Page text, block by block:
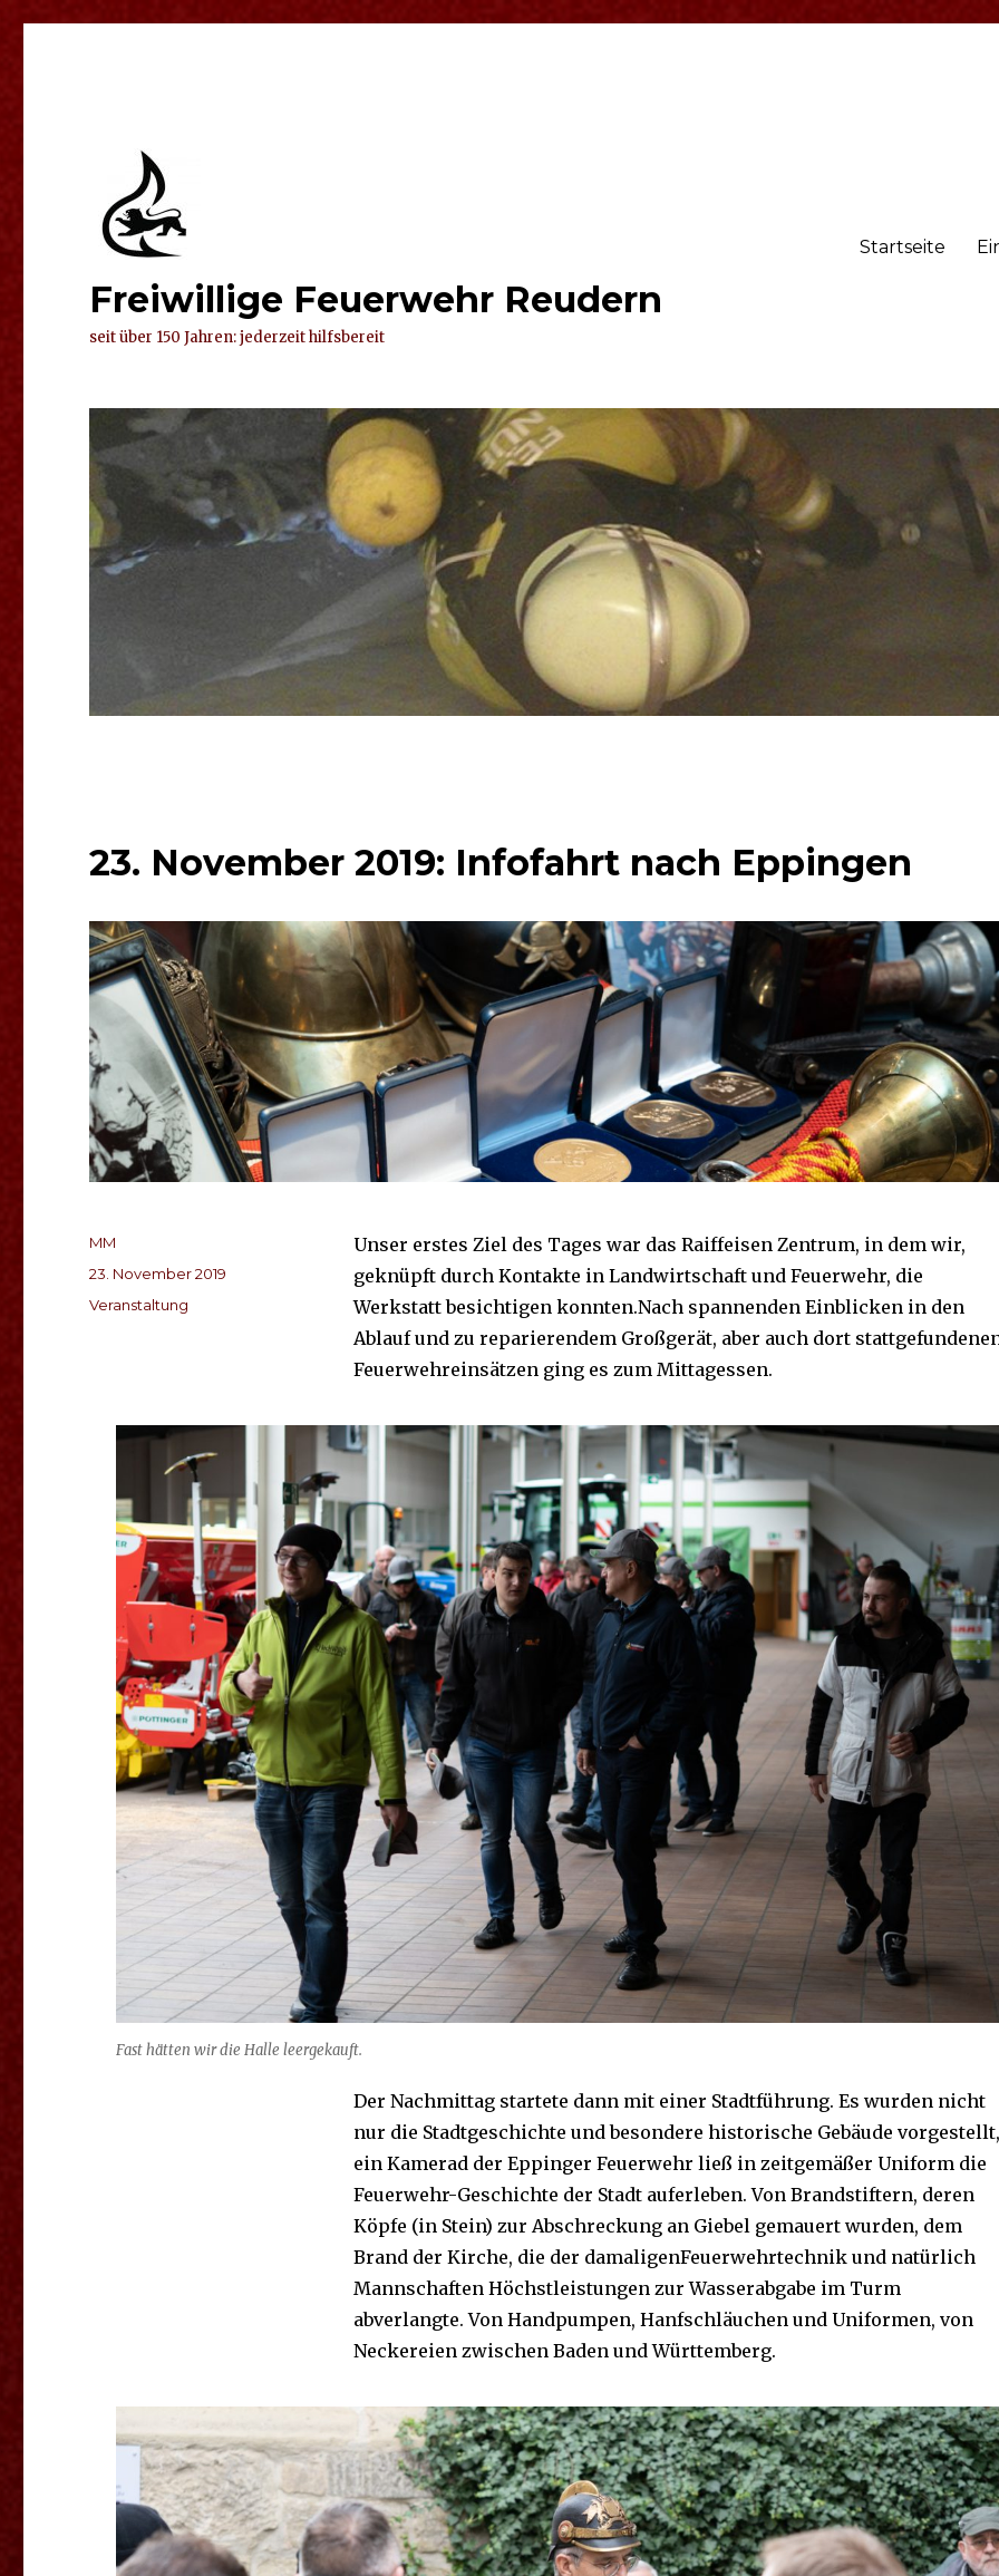
Freiwillige Feuerwehr Reudern
seit über 150 Jahren: jederzeit hilfsbereit
Startseite
23. November 2019: Infofahrt nach Eppingen
Unser erstes Ziel des Tages war das Raiffeisen Zentrum, in dem wir,
geknüpft durch Kontakte in Landwirtschaft und Feuerwehr, die
Werkstatt besichtigen konnten.Nach spannenden Einblicken in den
Ablauf und zu reparierendem Großgerät, aber auch dort
Feuerwehreinsätzen ging es zum Mittagessen.
Fast hätten wir die Halle leergekauft.
Der Nachmittag startete dann mit einer Stadtführung. Es wurden nicht
nur die Stadtgeschichte und besondere historische Gebäude vorgestellt,
ein Kamerad der Eppinger Feuerwehr ließ in zeitgemäßer Uniform die
Feuerwehr-Geschichte der Stadt auferleben. Von Brandstiftern, deren
Köpfe (in Stein) zur Abschreckung an Giebel gemauert wurden, dem
Brand der Kirche, die der damaligenFeuerwehrtechnik und natürlich
Mannschaften Höchstleistungen zur Wasserabgabe im Turm
abverlangte. Von Handpumpen, Hanfschläuchen und Uniformen, von
Neckereien zwischen Baden und Württemberg.
Autor
MM
Veröffentlicht
23. November 2019
Kategorien
Veranstaltung